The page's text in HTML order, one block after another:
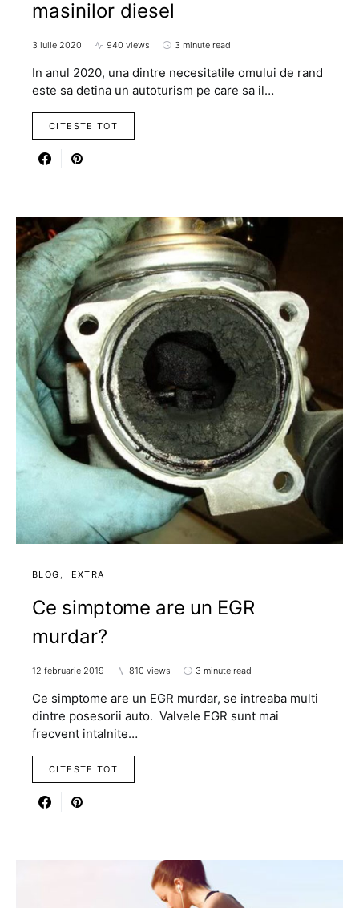
masinilor diesel
3 iulie 2020 940 views 3 minute read
In anul 2020, una dintre necesitatile omului de rand
este sa detina un autoturism pe care sa il…
CITESTE TOT
BLOG EXTRA
Ce simptome are un EGR
murdar?
12 februarie 2019 810 views 3 minute read
Ce simptome are un EGR murdar, se intreaba multi
dintre posesorii auto. Valvele EGR sunt mai
frecvent intalnite…
CITESTE TOT